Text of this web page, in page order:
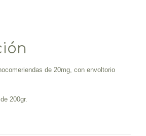
de 20mg, con envoltorio
200gr.